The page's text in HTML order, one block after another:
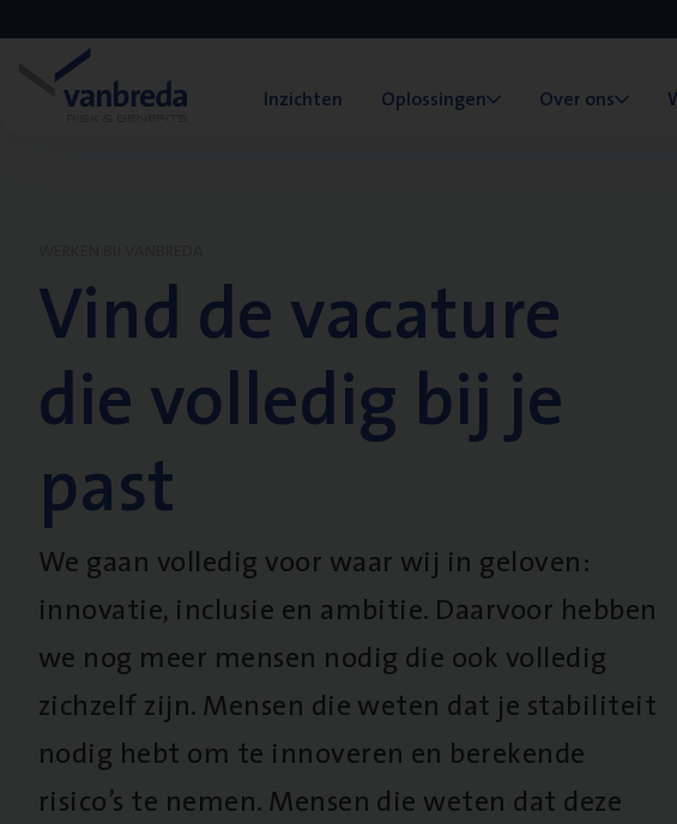
Inzichten Oplossingen Over ons
Vind de vacature
die volledig bij je
past
We gaan volledig voor waar wij in geloven:
innovatie, inclusie en ambitie. Daarvoor hebben
we nog meer mensen nodig die ook volledig
zichzelf zijn. Mensen die weten dat je stabiliteit
nodig hebt om te innoveren en berekende
risico’s te nemen. Mensen die weten dat deze